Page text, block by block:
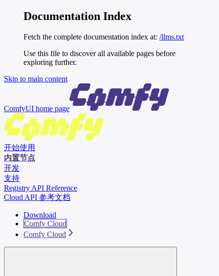
Documentation Index
Fetch the complete documentation index at: /llms.txt
Use this file to discover all available pages before
exploring further.
Skip to main content
ComfyUI home page
开始使用
内置节点
开发
支持
Registry API Reference
Cloud API 参考文档
Download
Comfy Cloud
Comfy Cloud